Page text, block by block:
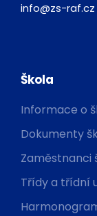
info@zs-raf.cz
Škola
Informace o
Dokumenty
Zaměstnanci
Třídy a třídní